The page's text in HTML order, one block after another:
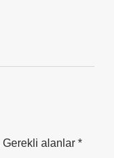
Gerekli alanlar *